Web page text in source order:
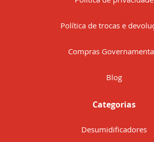
Política de trocas e
Compras
Blog
Categorias
Desumidificadores